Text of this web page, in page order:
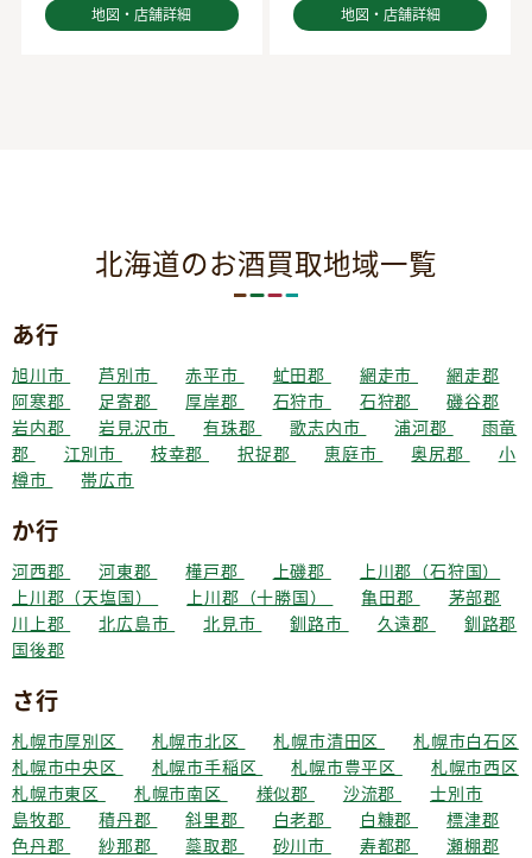
地図・店舗詳細 地図・店舗詳細
北海道のお酒買取地域一覧
あ行
旭川市 芦別市 赤平市 虻田郡 網走市
網走郡
阿寒郡
足寄郡 厚岸郡 石狩市 石狩郡
磯谷郡
岩内郡
岩見沢市 有珠郡 歌志内市 浦河郡
雨竜
郡
江別市 枝幸郡 択捉郡 恵庭市 奥尻郡
小
樽市
帯広市
か行
河西郡 河東郡 樺戸郡 上磯郡
上川郡（石狩国）
上川郡（天塩国）
上川郡（十勝国） 亀田郡
茅部郡
川上郡
北広島市 北見市 釧路市 久遠郡
釧路郡
国後郡
さ行
札幌市厚別区 札幌市北区 札幌市清田区
札幌市白石区
札幌市中央区
札幌市手稲区 札幌市豊平区
札幌市西区
札幌市東区
札幌市南区 様似郡 沙流郡
士別市
島牧郡
積丹郡 斜里郡 白老郡 白糠郡
標津郡
色丹郡
紗那郡 蘂取郡 砂川市 寿都郡
瀬棚郡